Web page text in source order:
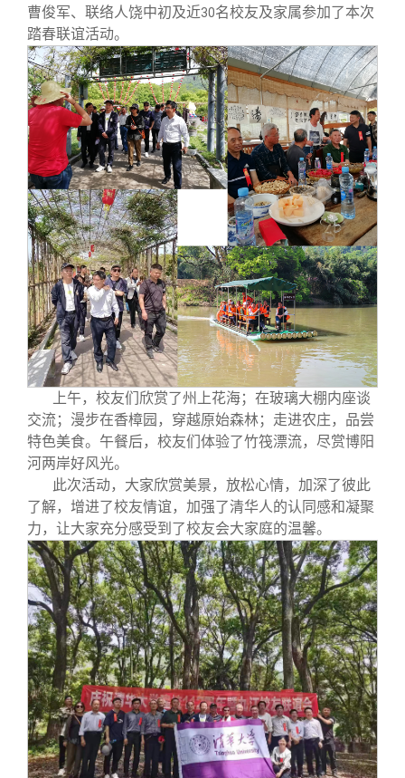
校友视界
理事会名单
制度法规
联系我们
曹俊军、联络人饶中初及近30名校友及家属参加了本次
踏春联谊活动。
上午，校友们欣赏了州上花海；在玻璃大棚内座谈
交流；漫步在香樟园，穿越原始森林；走进农庄，品尝
特色美食。午餐后，校友们体验了竹筏漂流，尽赏博阳
河两岸好风光。
此次活动，大家欣赏美景，放松心情，加深了彼此
了解，增进了校友情谊，加强了清华人的认同感和凝聚
力，让大家充分感受到了校友会大家庭的温馨。